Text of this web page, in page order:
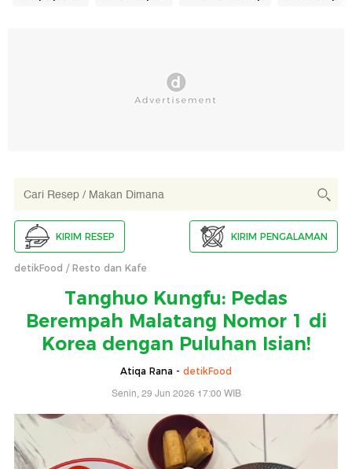
KIRIM RESEP KIRIM PENGALAMAN
detikFood Resto dan Kafe
Tanghuo Kungfu: Pedas
Berempah Malatang Nomor 1 di
Korea dengan Puluhan Isian!
Atiqa Rana - detikFood
Senin, 29 Jun 2026 17:00 WIB